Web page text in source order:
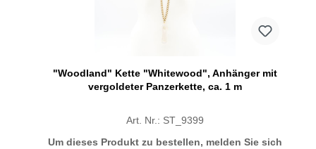
"Woodland" Kette "Whitewood", Anhänger mit
vergoldeter Panzerkette, ca. 1 m
Art. Nr.: ST_9399
Um dieses Produkt zu bestellen, melden Sie sich